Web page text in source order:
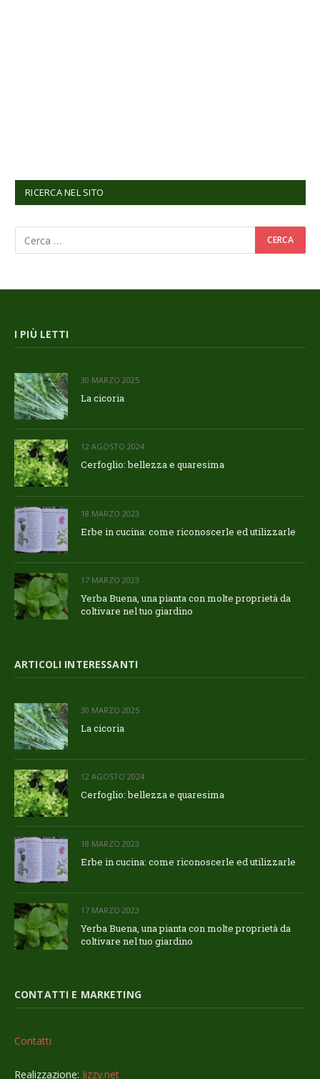
RICERCA NEL SITO
I PIÙ LETTI
30 MARZO 2025
La cicoria
12 AGOSTO 2024
Cerfoglio: bellezza e quaresima
18 MARZO 2023
Erbe in cucina: come riconoscerle ed utilizzarle
17 MARZO 2023
Yerba Buena, una pianta con molte proprietà da
coltivare nel tuo giardino
ARTICOLI INTERESSANTI
30 MARZO 2025
La cicoria
12 AGOSTO 2024
Cerfoglio: bellezza e quaresima
18 MARZO 2023
Erbe in cucina: come riconoscerle ed utilizzarle
17 MARZO 2023
Yerba Buena, una pianta con molte proprietà da
coltivare nel tuo giardino
CONTATTI E MARKETING
Contatti
Realizzazione: Jizzy.net